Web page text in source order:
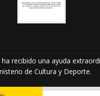
recibido una ayuda
de Cultura y Deporte.